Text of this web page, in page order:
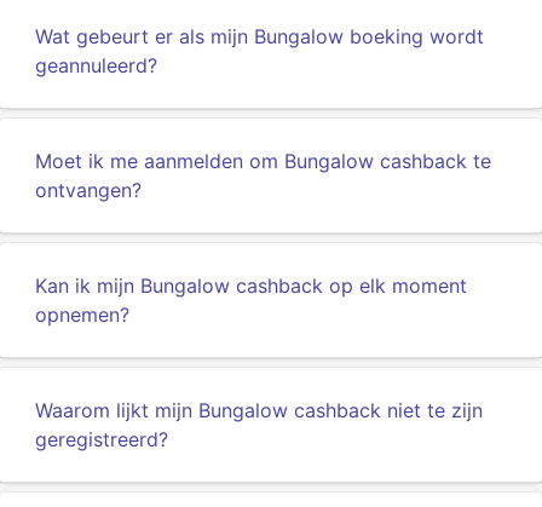
Wat gebeurt er als mijn Bungalow boeking wordt
geannuleerd?
Moet ik me aanmelden om Bungalow cashback te
ontvangen?
Kan ik mijn Bungalow cashback op elk moment
opnemen?
Waarom lijkt mijn Bungalow cashback niet te zijn
geregistreerd?